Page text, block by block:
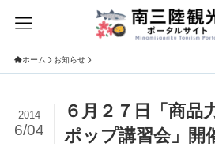
ホーム お知らせ
６月２７日「商品
ポップ講習会」開
2014
6/04